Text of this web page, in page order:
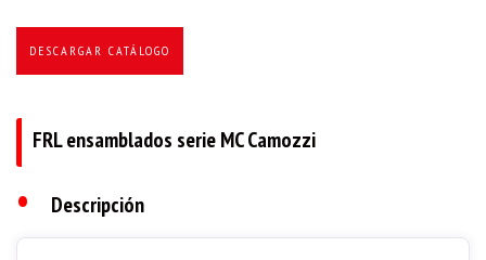
DESCARGAR CATÁLOGO
FRL ensamblados serie MC Camozzi
• Descripción